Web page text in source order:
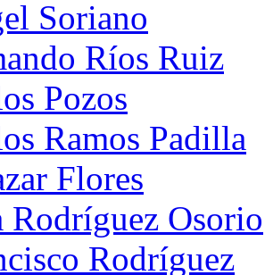
Soriano
Ríos Ruiz
Pozos
Ramos Padilla
Flores
Rodríguez Osorio
Rodríguez